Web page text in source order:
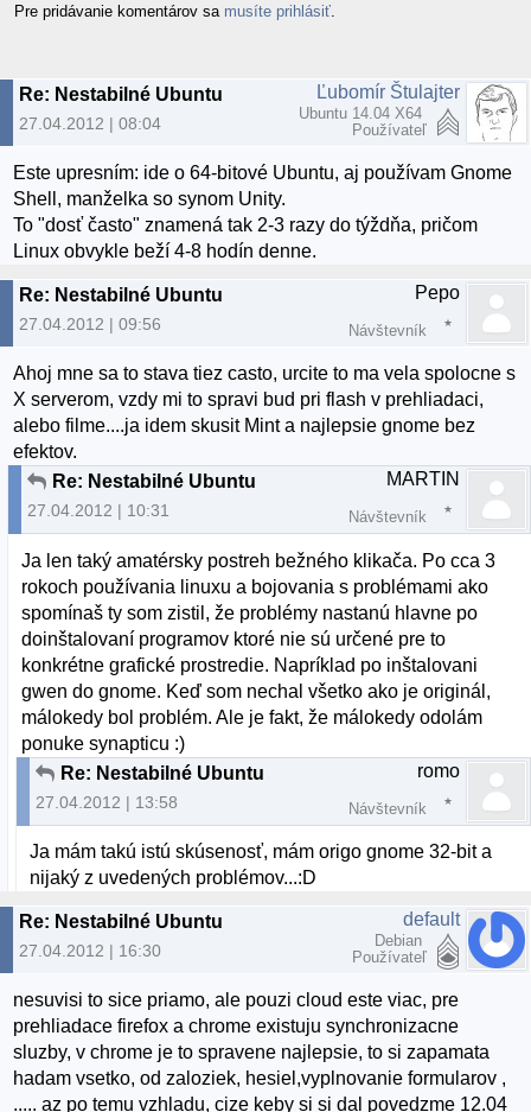
Pre pridávanie komentárov sa musíte prihlásiť
Re: Nestabilné Ubuntu
27.04.2012 | 08:04
Ľubomír Štulajter
Ubuntu 14.04 X64
Používateľ
Este upresním: ide o 64-bitové Ubuntu, aj používam Gnome
Shell, manželka so synom Unity.
To "dosť často" znamená tak 2-3 razy do týždňa, pričom
Linux obvykle beží 4-8 hodín denne.
Re: Nestabilné Ubuntu
27.04.2012 | 09:56
Pepo
Návštevník
Ahoj mne sa to stava tiez casto, urcite to ma vela spolocne s
X serverom, vzdy mi to spravi bud pri flash v prehliadaci,
alebo filme....ja idem skusit Mint a najlepsie gnome bez
efektov.
Re: Nestabilné Ubuntu
27.04.2012 | 10:31
MARTIN
Návštevník
Ja len taký amatérsky postreh bežného klikača. Po cca 3
rokoch používania linuxu a bojovania s problémami ako
spomínaš ty som zistil, že problémy nastanú hlavne po
doinštalovaní programov ktoré nie sú určené pre to
konkrétne grafické prostredie. Napríklad po inštalovani
gwen do gnome. Keď som nechal všetko ako je originál,
málokedy bol problém. Ale je fakt, že málokedy odolám
ponuke synapticu :)
Re: Nestabilné Ubuntu
27.04.2012 | 13:58
romo
Návštevník
Ja mám takú istú skúsenosť, mám origo gnome 32-bit a
nijaký z uvedených problémov...:D
Re: Nestabilné Ubuntu
27.04.2012 | 16:30
default
Debian
Používateľ
nesuvisi to sice priamo, ale pouzi cloud este viac, pre
prehliadace firefox a chrome existuju synchronizacne
sluzby, v chrome je to spravene najlepsie, to si zapamata
hadam vsetko, od zaloziek, hesiel,vyplnovanie formularov ,
..... az po temu vzhladu, cize keby si si dal povedzme 12.04